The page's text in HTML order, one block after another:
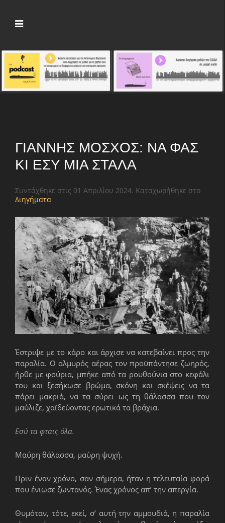
ΓΙΆΝΝΗΣ ΜΌΣΧΟΣ: ΝΑ ΦΑΣ
ΚΙ ΕΣΎ ΜΙΑ ΣΤΆΛΑ
Συντάχθηκε στις 01 Απριλίου 2024. Καταχωρήθηκε στο
Διηγήματα
Έστριψε με το κάρο και άρχισε να κατεβαίνει προς την
παραλία. Ο αλμυρός αέρας τον προϋπάντησε ζωηρός,
ήρθε με φούρια, μπήκε από τα ρουθούνια στο κεφάλι
του και ξεσήκωσε βρώμα, σκόνη και σκέψεις να τα
πάρει μακριά, να τα σύρει ως τη θάλασσα που τον
μαύλιζε, χαϊδεύοντας ερωτικά τα βράχια.
Εσύ τα φταις όλα.
Μαύρη θάλασσα, μαύρη ψυχή.
Πριν έναν χρόνο, σαν σήμερα, ήταν η τελευταία φορά
που ένιωσε ζωντανός. Ένας χρόνος απ’ την απεργία.
Θυμόταν, τότε, εκεί, σ’ αυτή την αμμουδιά, η παραλία